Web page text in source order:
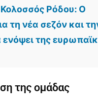
Κολοσσός Ρόδου: Ο
τη νέα σεζόν και
ενόψει της
της ομάδας